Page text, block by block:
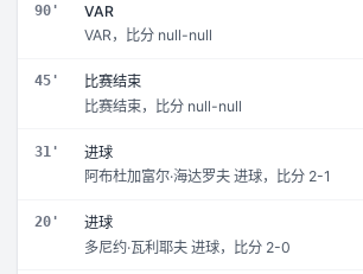
90'
VAR
VAR，比分 null-null
45'
比赛结束
比赛结束，比分 null-null
31'
进球
阿布杜加富尔·海达罗夫 进球，比分 2-1
20'
进球
多尼约·瓦利耶夫 进球，比分 2-0